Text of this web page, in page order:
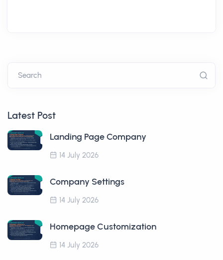
Search
Latest Post
Landing Page Company
14 July 2026
Company Settings
14 July 2026
Homepage Customization
14 July 2026